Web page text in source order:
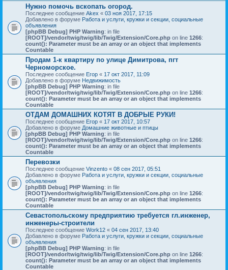
Нужно помочь вскопать огород.
Последнее сообщение Akex « 03 ноя 2017, 17:15
Добавлено в форуме Работа и услуги, кружки и секции, социальные
объявления
[phpBB Debug] PHP Warning: in file
[ROOT]/vendor/twig/twig/lib/Twig/Extension/Core.php on line 1266:
count(): Parameter must be an array or an object that implements
Countable
Продам 1-к квартиру по улице Димитрова, пгт
Черноморское.
Последнее сообщение Егор « 17 окт 2017, 11:09
Добавлено в форуме Недвижимость
[phpBB Debug] PHP Warning: in file
[ROOT]/vendor/twig/twig/lib/Twig/Extension/Core.php on line 1266:
count(): Parameter must be an array or an object that implements
Countable
ОТДАМ ДОМАШНИХ КОТЯТ В ДОБРЫЕ РУКИ!
Последнее сообщение Егор « 17 окт 2017, 10:57
Добавлено в форуме Домашние животные и птицы
[phpBB Debug] PHP Warning: in file
[ROOT]/vendor/twig/twig/lib/Twig/Extension/Core.php on line 1266:
count(): Parameter must be an array or an object that implements
Countable
Перевозки
Последнее сообщение Vinzento « 08 сен 2017, 05:51
Добавлено в форуме Работа и услуги, кружки и секции, социальные
объявления
[phpBB Debug] PHP Warning: in file
[ROOT]/vendor/twig/twig/lib/Twig/Extension/Core.php on line 1266:
count(): Parameter must be an array or an object that implements
Countable
Севастопольскому предприятию требуется гл.инженер,
инженеры-строители
Последнее сообщение Work12 « 04 сен 2017, 13:40
Добавлено в форуме Работа и услуги, кружки и секции, социальные
объявления
[phpBB Debug] PHP Warning: in file
[ROOT]/vendor/twig/twig/lib/Twig/Extension/Core.php on line 1266:
count(): Parameter must be an array or an object that implements
Countable